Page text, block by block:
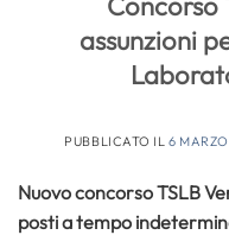
assunzioni
PUBBLICATO IL6
Nuovo concorso TSLB
posti a tempo